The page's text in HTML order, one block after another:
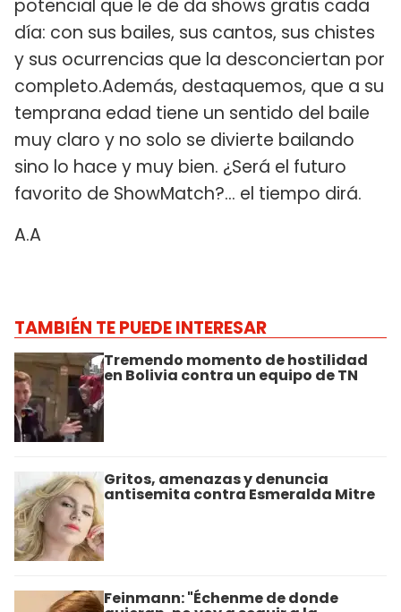
potencial que le de da shows gratis cada
día: con sus bailes, sus cantos, sus chistes
y sus ocurrencias que la desconciertan por
completo.Además, destaquemos, que a su
temprana edad tiene un sentido del baile
muy claro y no solo se divierte bailando
sino lo hace y muy bien. ¿Será el futuro
favorito de ShowMatch?... el tiempo dirá.
A.A
TAMBIÉN TE PUEDE INTERESAR
Tremendo momento de hostilidad
en Bolivia contra un equipo de TN
Gritos, amenazas y denuncia
antisemita contra Esmeralda Mitre
Feinmann: "Échenme de donde